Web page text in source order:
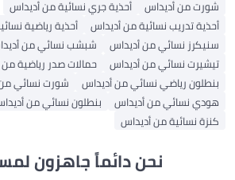
شورت من أديداس
أحذية جري نسائية من أديداس
أحذية تدريب نسائية من أديداس
أحذية رياضية
سنيكرز نسائي من أديداس
شبشب نسائي من
تيشيرت نسائي من أديداس
حمالات صدر رياضية
بنطلون رياضي نسائي من أديداس
شورت نسائي
هودي نسائي من أديداس
بنطلون نسائي من
كنزة نسائية من أديداس
نحن دائماً جاهزون